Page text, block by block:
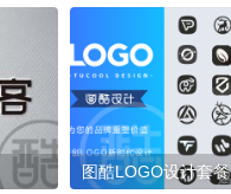
图酷LOGO设计套餐